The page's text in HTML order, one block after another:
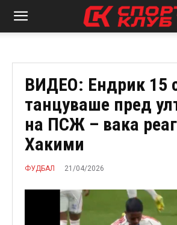
ВИДЕО: Ендрик 15
танцуваше пред
на ПСЖ – вака
Хакими
ФУДБАЛ 21/04/2026